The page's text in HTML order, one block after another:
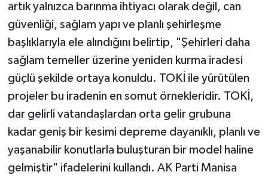
artık yalnızca barınma ihtiyacı olarak değil, can
güvenliği, sağlam yapı ve planlı şehirleşme
başlıklarıyla ele alındığını belirtip, "Şehirleri daha
sağlam temeller üzerine yeniden kurma iradesi
güçlü şekilde ortaya konuldu. TOKİ ile yürütülen
projeler bu iradenin en somut örnekleridir. TOKİ,
dar gelirli vatandaşlardan orta gelir grubuna
kadar geniş bir kesimi depreme dayanıklı, planlı ve
yaşanabilir konutlarla buluşturan bir model haline
gelmiştir" ifadelerini kullandı. AK Parti Manisa